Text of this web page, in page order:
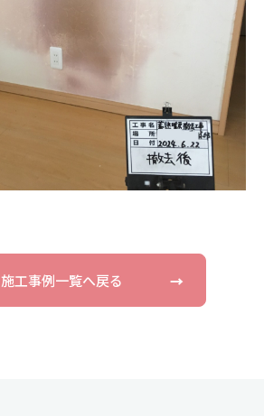
施工事例一覧へ戻る →